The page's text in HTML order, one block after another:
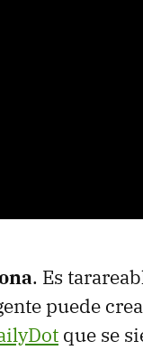
. Es
puede
que se